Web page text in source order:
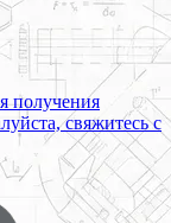
получения
свяжитесь с